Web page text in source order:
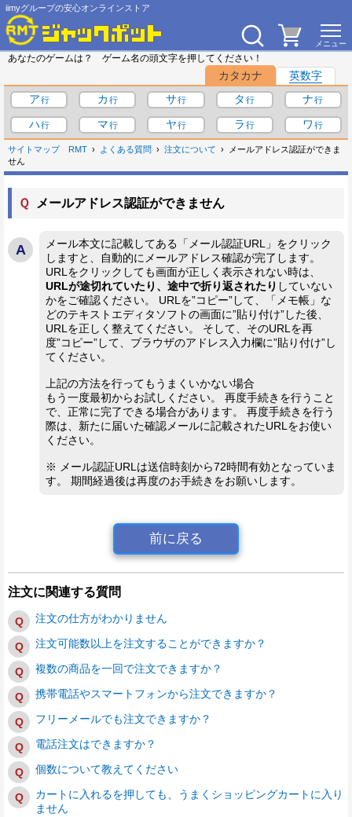
iimyグループの安心オンラインストア
あなたのゲームは？ ゲーム名の頭文字を押してください！
カタカナ
英数字
ア
カ サ タ
ナ
ハ
マ ヤ ラ ワ
サイトマップ RMT よくある質問 注文について
メールアドレス認証ができま
せん
Ｑ メールアドレス認証ができません
メール本文に記載してある「メール認証URL」をクリック
しますと、自動的にメールアドレス確認が完了します。
URLをクリックしても画面が正しく表示されない時は、
URLが途切れていたり、途中で折り返されたり していない
かをご確認ください。 URLを”コピー”して、「メモ帳」な
どのテキストエディタソフトの画面に”貼り付け”した後、
URLを正しく整えてください。 そして、そのURLを再
度”コピー”して、ブラウザのアドレス入力欄に”貼り付け”し
てください。
上記の方法を行ってもうまくいかない場合
もう一度最初からお試しください。 再度手続きを行うこと
で、正常に完了できる場合があります。 再度手続きを行う
際は、新たに届いた確認メールに記載されたURLをお使い
ください。
※ メール認証URLは送信時刻から72時間有効となっていま
す。 期間経過後は再度のお手続きをお願いします。
前に戻る
注文に関連する質問
注文の仕方がわかりません
注文可能数以上を注文することができますか？
複数の商品を一回で注文できますか？
携帯電話やスマートフォンから注文できますか？
フリーメールでも注文できますか？
電話注文はできますか？
個数について教えてください
カートに入れるを押しても、うまくショッピングカートに入り
ません